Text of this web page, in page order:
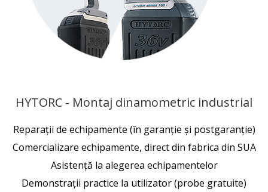
HYTORC - Montaj dinamometric industrial
Reparaţii de echipamente (în garanţie şi postgaranţie)
Comercializare echipamente, direct din fabrica din SUA
Asistenţă la alegerea echipamentelor
Demonstraţii practice la utilizator (probe gratuite)